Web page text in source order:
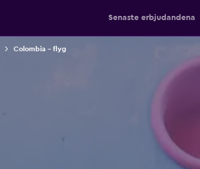
Senaste erbjudandena
Colombia – flyg